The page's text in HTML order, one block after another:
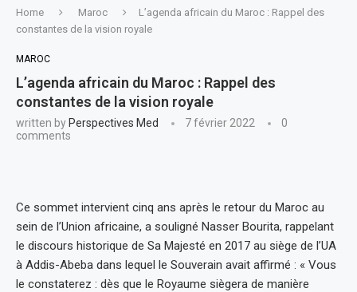
Home Maroc
L’agenda africain du Maroc : Rappel des
constantes de la vision royale
MAROC
L’agenda africain du Maroc : Rappel des
constantes de la vision royale
written by Perspectives Med 7 février 2022
0
comments
Ce sommet intervient cinq ans après le retour du Maroc au
sein de l’Union africaine, a souligné Nasser Bourita, rappelant
le discours historique de Sa Majesté en 2017 au siège de l’UA
à Addis-Abeba dans lequel le Souverain avait affirmé : « Vous
le constaterez : dès que le Royaume siègera de manière